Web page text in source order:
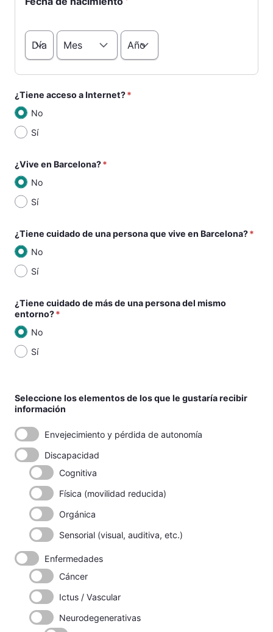
Día Mes Año
¿Tiene acceso a Internet?
No
Sí
¿Vive en Barcelona?
No
Sí
¿Tiene cuidado de una persona que vive en Barcelona?
No
Sí
¿Tiene cuidado de más de una persona del mismo
entorno?
No
Sí
Seleccione los elementos de los que le gustaría recibir
información
Envejecimiento y pérdida de autonomía
Discapacidad
Cognitiva
Física (movilidad reducida)
Orgánica
Sensorial (visual, auditiva, etc.)
Enfermedades
Cáncer
Ictus / Vascular
Neurodegenerativas